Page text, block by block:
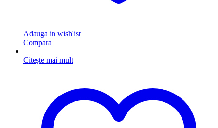
Adauga in wishlist
Compara
Citește mai mult